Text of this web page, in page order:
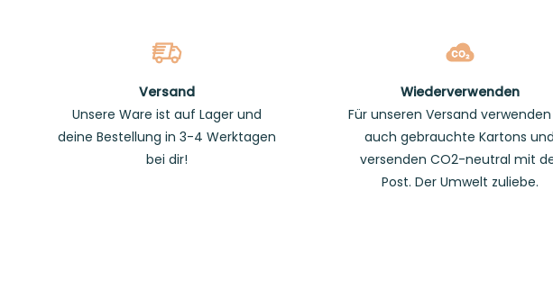
Versand
Unsere Ware ist auf Lager und
deine Bestellung in 3-4 Werktagen
bei dir!
Wiederverwenden
Für unseren Versand
auch gebrauchte Kartons und
versenden CO2-neutral mit
Post. Der Umwelt zuliebe.